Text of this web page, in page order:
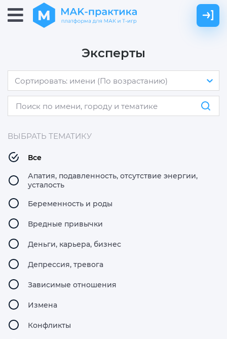
Эксперты
Сортировать: имени (По возрастанию)
ВЫБРАТЬ ТЕМАТИКУ
Все
Апатия, подавленность, отсутствие энергии,
усталость
Беременность и роды
Вредные привычки
Деньги, карьера, бизнес
Депрессия, тревога
Зависимые отношения
Измена
Конфликты